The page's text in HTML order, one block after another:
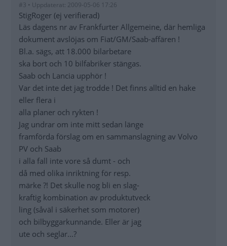
#3 • Uppdaterat: 2009-05-06 17:26
StigRoger (ej verifierad)
Läs dagens nr av Frankfurter Allgemeine, där hemliga
dokument avslöjas om Fiat/GM/Saab-affären !
Bl.a. sägs, att 18.000 bilarbetare
ska bort och 10 bilfabriker stängas.
Saab och Lancia upphör !
Var det inte det jag trodde ! Det finns alltid en hake
eller flera i
alla planer och rykten !
Jag undrar om inte mitt sedan länge
framförda förslag om en sammanslagning av Volvo
PV och Saab
i alla fall inte vore så dumt - och
då med olika inriktning för resp.
märke ?! Det skulle nog bli en slag-
kraftig kombination av produktutveck
ling (såväl i säkerhet som motorer)
och bilbyggarkunnande. Eller är jag
ute och seglar...?